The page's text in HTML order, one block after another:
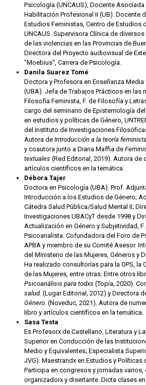
Psicología (UNCAUS), Docente Asociada
Habilitación Profesional II (UB). Docente
Estudios Feministas, Centro de Estudios
UNCAUS. Supervisora Clínica de
de las violencias en las Provincias de
Directora del Proyecto audiovisual de
"Moebius", Carrera de Psicología.
Danila Suarez Tomé
Doctora y Profesora en Enseñanza
(UBA). Jefa de Trabajos Prácticos en las
Filosofía Feminista, F. de Filosofía y
cargo del seminario de Epistemología
en estudios y políticas de Género,
del Instituto de Investigaciones
Autora deIntroducción a la teoría feminista
y coautora junto a Diana Maffia de
textuales (Red Editorial, 2019). Autora de
artículos científicos en la temática.
Débora Tajer
Doctora en Psicología (UBA). Prof.
Introducción a los Estudios de Género;
Cátedra Salud Pública/Salud Mental II;
Investigaciones UBACyT desde 1998 y
Actualización en Género y Subjetividad,
Psicoanalista. Cofundadora del Foro de
APBA y miembro de su Comité Asesor.
del Ministerio de las Mujeres, Géneros y
Ha realizado consultorías para la OPS, la
de las Mujeres, entre otras. Entre otros
Psicoanálisis para todxs(Topía, 2020).
salud.(Lugar Editorial, 2012) y Directora
Género.(Noveduc, 2021). Autora de
libro y artículos científicos en la temática.
Sasa Testa
Es Profesorx de Castellano, Literatura y
Superior en Conducción de las
Medio y Equivalentes; Especialista
JVG). Maestrandx en Estudios y Políticas
Participa en congresos y jornadas varios,
organizadorx y disertante. Dicta clases